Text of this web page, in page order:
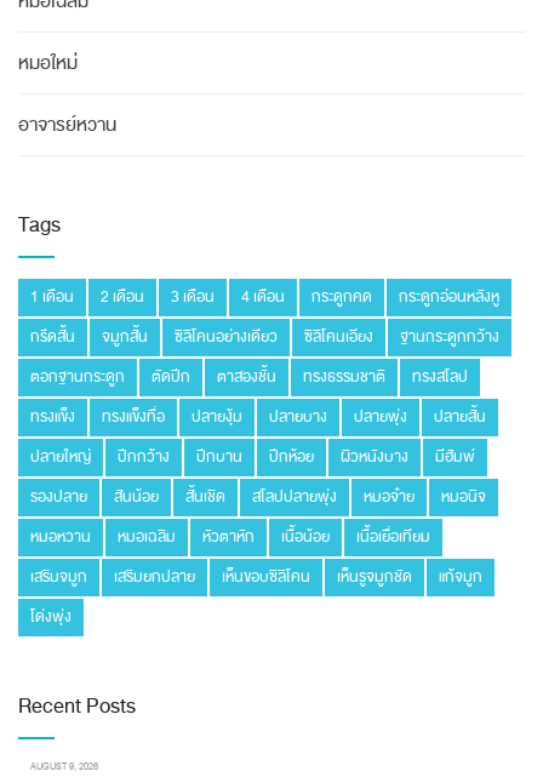
หมอใหม่
อาจารย์หวาน
Tags
1 เดือน 2 เดือน 3 เดือน 4 เดือน กระดูกคด
กระดูกอ่อนหลังหู
กรีดสั้น
จมูกสั้น ซิลิโคนอย่างเดียว ซิลิโคนเอียง
ฐานกระดูกกว้าง
ตอกฐานกระดูก
ตัดปีก ตาสองชั้น ทรงธรรมชาติ
ทรงสโลป
ทรงแข็ง
ทรงแข็งทื่อ ปลายงุ้ม ปลายบาง ปลายพุ่ง
ปลายสั้น
ปลายใหญ่
ปีกกว้าง ปีกบาน ปีกห้อย ผิวหนังบาง
มีฮัมพ์
รองปลาย
สันน้อย สั้นเชิด สโลปปลายพุ่ง หมอจ๋าย
หมอนิจ
หมอหวาน
หมอเฉลิม หัวตาหัก เนื้อน้อย
เนื้อเยื่อเทียม
เสริมจมูก
เสริมยกปลาย เห็นขอบซิลิโคน เห็นรูจมูกชัด
แก้จมูก
โด่งพุ่ง
Recent Posts
AUGUST 9, 2026